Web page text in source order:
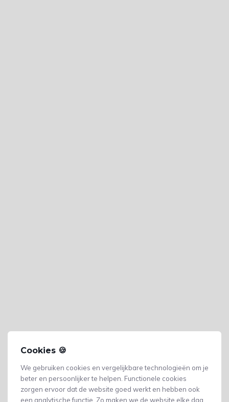
Cookies 🍪
We gebruiken cookies en vergelijkbare technologieën om je
beter en persoonlijker te helpen. Functionele cookies
zorgen ervoor dat de website goed werkt en hebben ook
een analytische functie. Zo maken we de website elke dag